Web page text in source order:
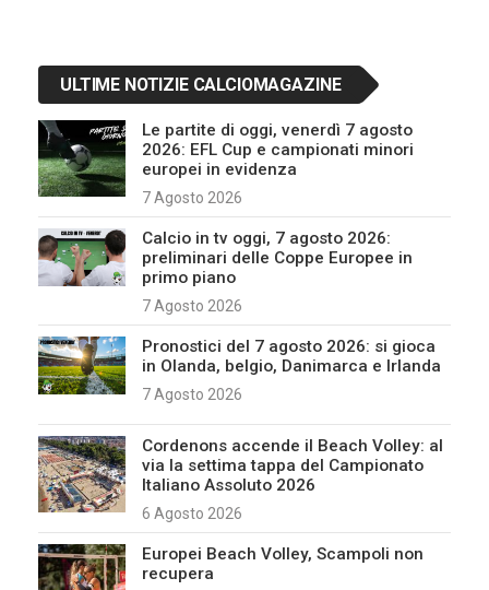
ULTIME NOTIZIE CALCIOMAGAZINE
Le partite di oggi, venerdì 7 agosto
2026: EFL Cup e campionati minori
europei in evidenza
7 Agosto 2026
Calcio in tv oggi, 7 agosto 2026:
preliminari delle Coppe Europee in
primo piano
7 Agosto 2026
Pronostici del 7 agosto 2026: si gioca
in Olanda, belgio, Danimarca e Irlanda
7 Agosto 2026
Cordenons accende il Beach Volley: al
via la settima tappa del Campionato
Italiano Assoluto 2026
6 Agosto 2026
Europei Beach Volley, Scampoli non
recupera